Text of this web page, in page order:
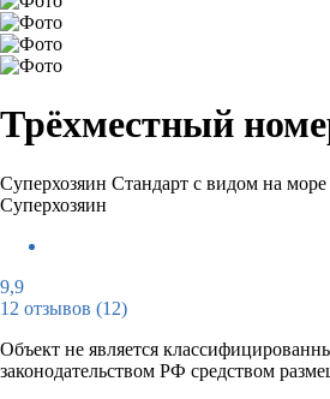
Трёхместный
Суперхозяин Стандарт с видом на море
Суперхозяин
9,9
12 отзывов (12)
Объект не является
законодательством РФ средством